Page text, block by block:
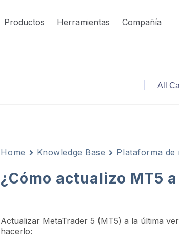
Productos Herramientas Compañía
Home Knowledge Base Plataforma de
¿Cómo actualizo MT5
Actualizar MetaTrader 5 (MT5) a la última
hacerlo: